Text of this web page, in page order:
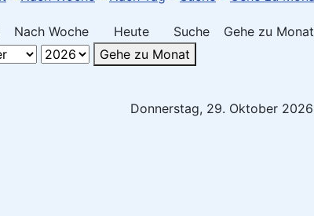
Nach Woche Heute Suche
Gehe zu Monat
Gehe zu Monat
Donnerstag, 29. Oktober 2026